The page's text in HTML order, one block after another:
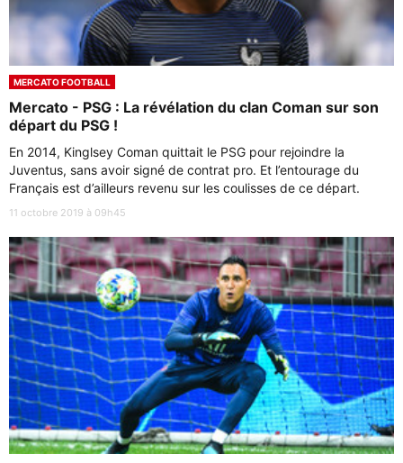
MERCATO FOOTBALL
Mercato - PSG : La révélation du clan Coman sur son
départ du PSG !
En 2014, Kinglsey Coman quittait le PSG pour rejoindre la
Juventus, sans avoir signé de contrat pro. Et l’entourage du
Français est d’ailleurs revenu sur les coulisses de ce départ.
11 octobre 2019 à 09h45